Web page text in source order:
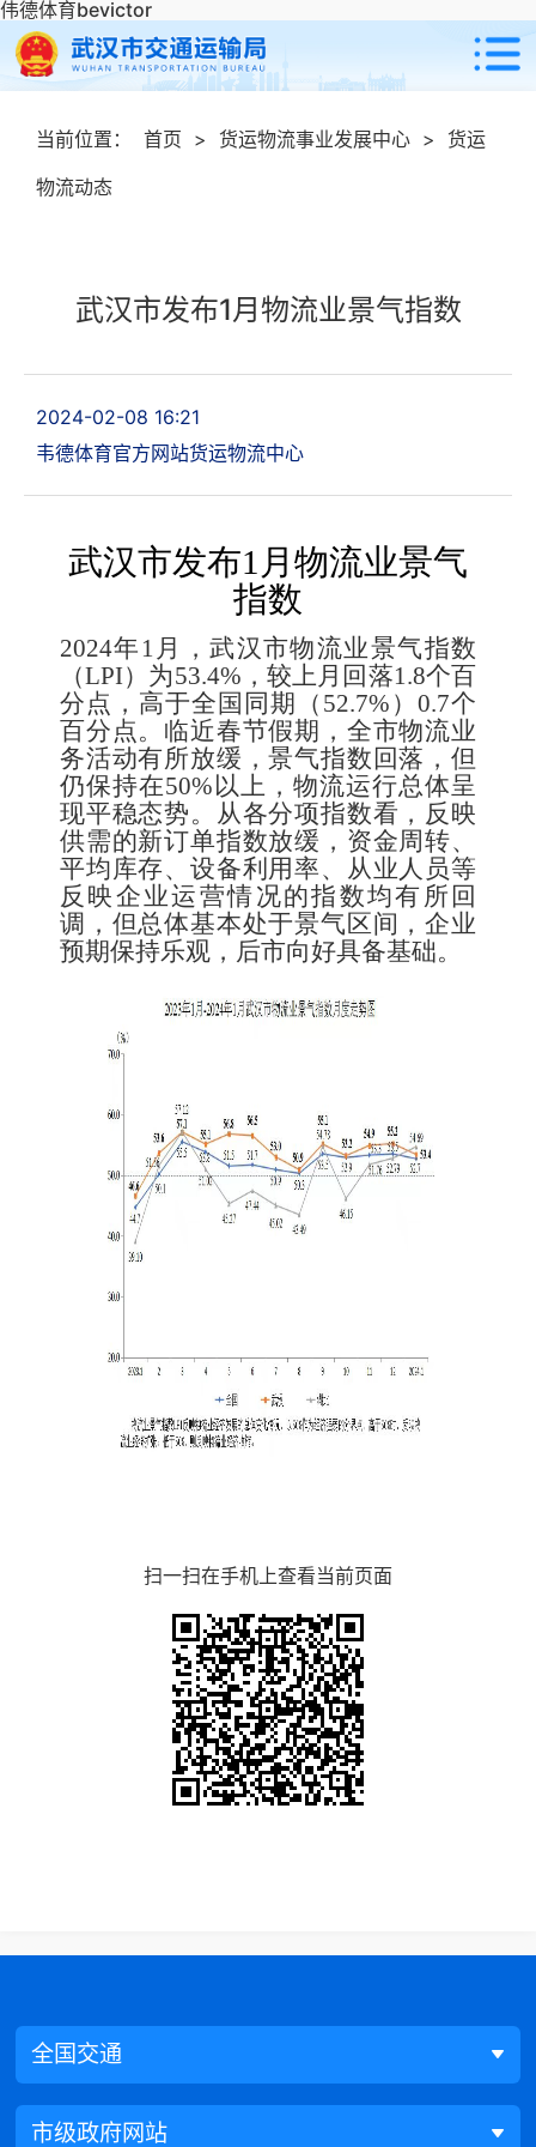
伟德体育bevictor
当前位置： 首页 > 货运物流事业发展中心 > 货运
物流动态
武汉市发布1月物流业景气指数
2024-02-08 16:21
韦德体育官方网站货运物流中心
武汉市发布1月物流业景气
指数
2024年1月，武汉市物流业景气指数
（LPI）为53.4%，较上月回落1.8个百
分点，高于全国同期（52.7%）0.7个
百分点。临近春节假期，全市物流业
务活动有所放缓，景气指数回落，但
仍保持在50%以上，物流运行总体呈
现平稳态势。从各分项指数看，反映
供需的新订单指数放缓，资金周转、
平均库存、设备利用率、从业人员等
反映企业运营情况的指数均有所回
调，但总体基本处于景气区间，企业
预期保持乐观，后市向好具备基础。
扫一扫在手机上查看当前页面
全国交通
市级政府网站